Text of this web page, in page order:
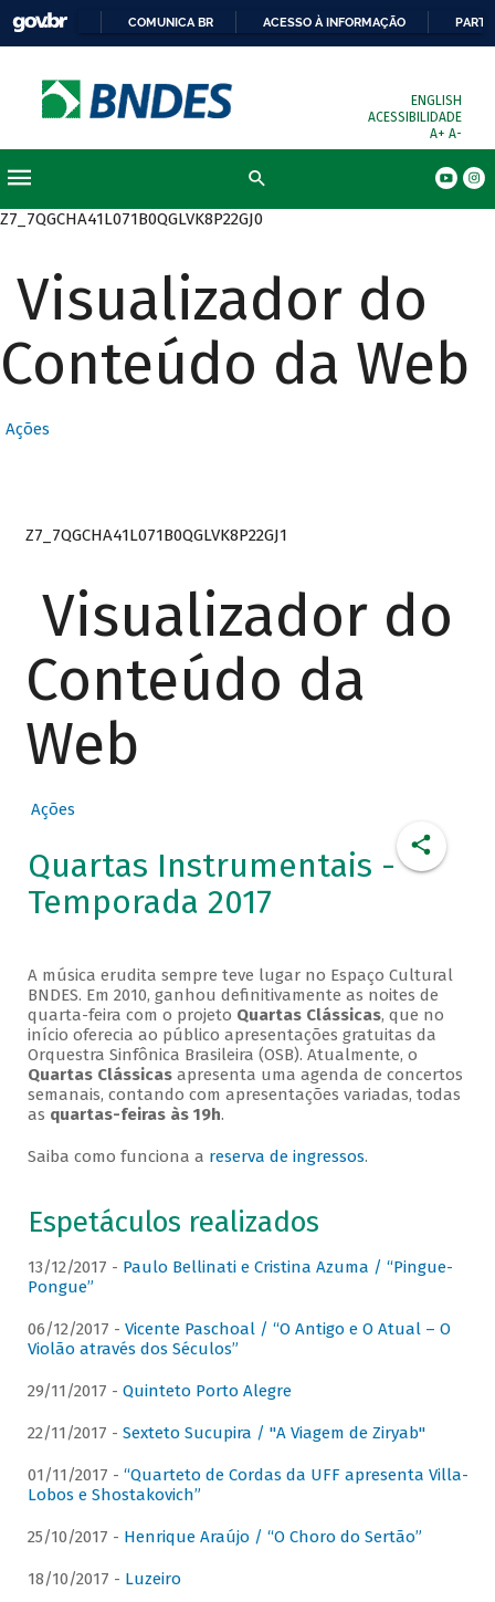
COMUNICA BR ACESSO À INFORMAÇÃO
ENGLISH
ACESSIBILIDADE
A+ A-
Z7_7QGCHA41L071B0QGLVK8P22GJ0
Visualizador do
Conteúdo da Web
Ações
Z7_7QGCHA41L071B0QGLVK8P22GJ1
Visualizador do
Conteúdo da
Web
Ações
Quartas Instrumentais -
Temporada 2017
A música erudita sempre teve lugar no Espaço Cultural
BNDES. Em 2010, ganhou definitivamente as noites de
quarta-feira com o projeto Quartas Clássicas, que no
início oferecia ao público apresentações gratuitas da
Orquestra Sinfônica Brasileira (OSB). Atualmente, o
Quartas Clássicasapresenta uma agenda de concertos
semanais, contando com apresentações variadas, todas
as quartas-feiras às 19h.
Saiba como funciona a reserva de ingressos.
Espetáculos realizados
13/12/2017 - Paulo Bellinati e Cristina Azuma / “Pingue-
Pongue”
06/12/2017 - Vicente Paschoal / “O Antigo e O Atual – O
Violão através dos Séculos”
29/11/2017 - Quinteto Porto Alegre
22/11/2017 - Sexteto Sucupira / "A Viagem de Ziryab"
01/11/2017 - “Quarteto de Cordas da UFF apresenta Villa-
Lobos e Shostakovich”
25/10/2017 - Henrique Araújo / “O Choro do Sertão”
18/10/2017 - Luzeiro